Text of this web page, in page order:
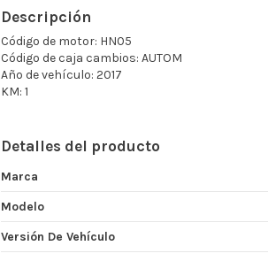
Descripción
Código de motor: HN05
Código de caja cambios: AUTOM
Año de vehículo: 2017
KM: 1
Detalles del producto
Marca
Modelo
Versión De Vehículo